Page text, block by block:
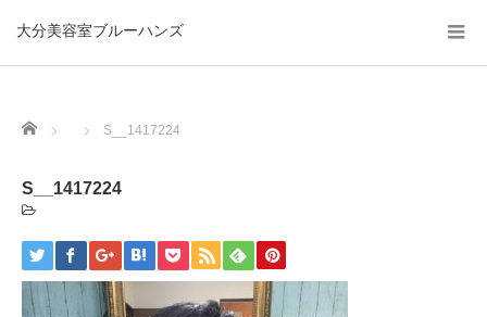
大分美容室ブルーハンズ
Home S__1417224
S__1417224